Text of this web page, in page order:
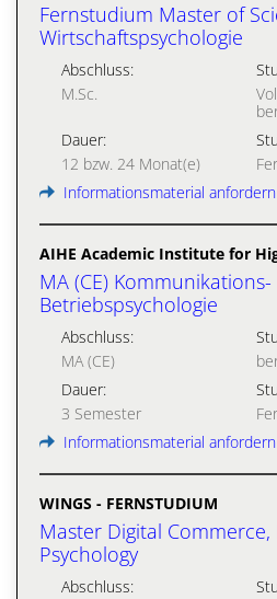
Fernstudium Master of
Wirtschaftspsychologie
Abschluss:
M.Sc.
Dauer:
12 bzw. 24 Monat(e)
Informationsmaterial anfordern
AIHE Academic Institute for
MA (CE)
Betriebspsychologie
Abschluss:
MA (CE)
Dauer:
3 Semester
Informationsmaterial anfordern
WINGS - FERNSTUDIUM
Master Digital
Psychology
Abschluss: